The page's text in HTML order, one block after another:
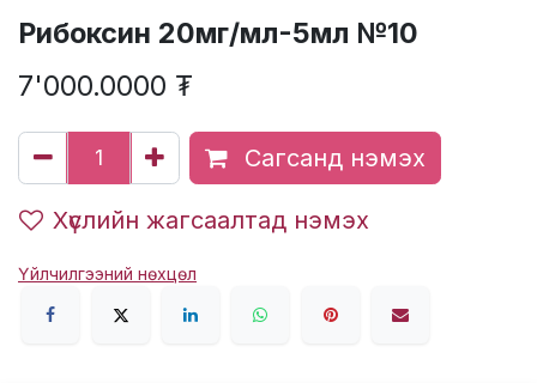
Рибоксин 20мг/мл-5мл №10
7'000.0000 ₮
Сагсанд нэмэх
Хүслийн жагсаалтад нэмэх
Үйлчилгээний нөхцөл